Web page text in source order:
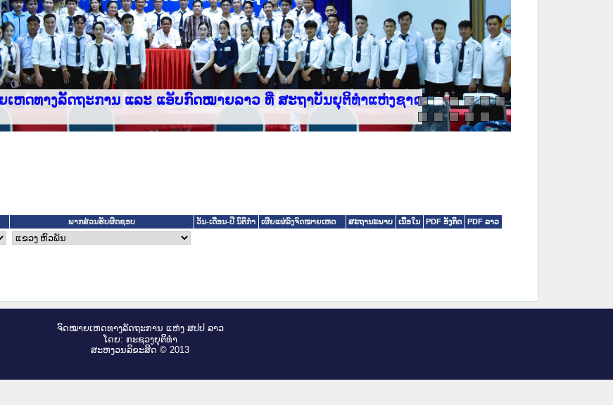
ລັດຖະການ ແລະ ແອັບກົດໝາຍລາວ ທີ່ ສະຖາບັນຍຸຕິທຳແຫ່ງຊາດ
ພາກສ່ວນຮັບຜິດຊອບ ວັນ-ເດືອນ-ປີ ນິຕິກໍາ ເຜີຍແຜ່ລົງຈົດໝາຍເຫດ ສະຖານະພາບ ເນື້ອໃນ PDF ອັງກິດ PDF ລາວ
ຈົດ​ໝາຍ​ເຫດ​ທາງ​ລັດ​ຖະ​ການ ແຫ່ງ ສ​ປ​ປ ລາວ
ໂດຍ: ກະ​ຊວງຍຸ​ຕິ​ທຳ
ສະ​ຫງວນ​ລິ​ຂະ​ສິດ © 2013